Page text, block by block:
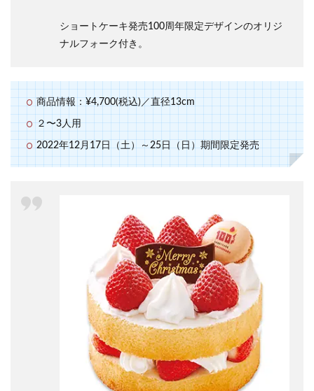
ショートケーキ発売100周年限定デザインのオリジ
ナルフォーク付き。
商品情報：¥4,700(税込)／直径13cm
２〜3人用
2022年12月17日（土）～25日（日）期間限定発売